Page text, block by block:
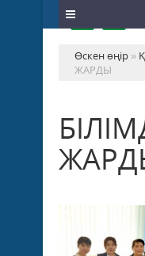
Өскен өңір »
ЖАРДЫ